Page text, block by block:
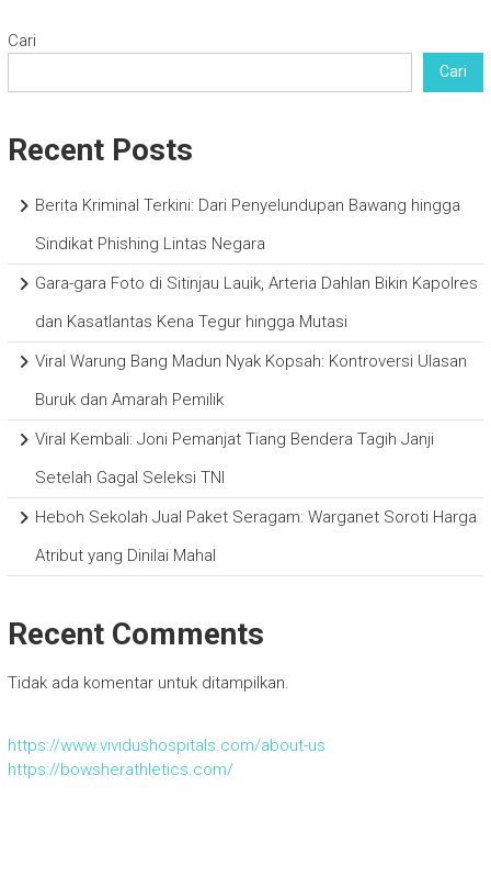
Cari
Cari
Recent Posts
Berita Kriminal Terkini: Dari Penyelundupan Bawang hingga
Sindikat Phishing Lintas Negara
Gara-gara Foto di Sitinjau Lauik, Arteria Dahlan Bikin Kapolres
dan Kasatlantas Kena Tegur hingga Mutasi
Viral Warung Bang Madun Nyak Kopsah: Kontroversi Ulasan
Buruk dan Amarah Pemilik
Viral Kembali: Joni Pemanjat Tiang Bendera Tagih Janji
Setelah Gagal Seleksi TNI
Heboh Sekolah Jual Paket Seragam: Warganet Soroti Harga
Atribut yang Dinilai Mahal
Recent Comments
Tidak ada komentar untuk ditampilkan.
https://www.vividushospitals.com/about-us
https://bowsherathletics.com/